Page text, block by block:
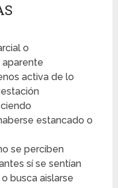
o
activa de lo
estancado o
se perciben
sí se sentían
busca aislarse